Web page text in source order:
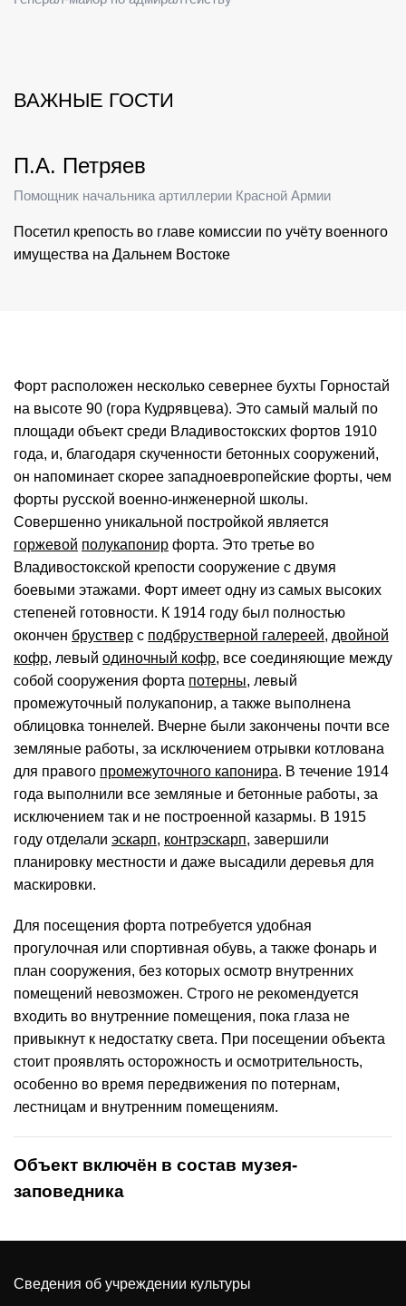
ВАЖНЫЕ ГОСТИ
П.А. Петряев
Помощник начальника артиллерии Красной Армии
Посетил крепость во главе комиссии по учёту военного
имущества на Дальнем Востоке
Форт расположен несколько севернее бухты Горностай
на высоте 90 (гора Кудрявцева). Это самый малый по
площади объект среди Владивостокских фортов 1910
года, и, благодаря скученности бетонных сооружений,
он напоминает скорее западноевропейские форты, чем
форты русской военно-инженерной школы.
Совершенно уникальной постройкой является
горжевой полукапонир форта. Это третье во
Владивостокской крепости сооружение с двумя
боевыми этажами. Форт имеет одну из самых высоких
степеней готовности. К 1914 году был полностью
окончен бруствер с подбрустверной галереей, двойной
кофр, левый одиночный кофр, все соединяющие между
собой сооружения форта потерны, левый
промежуточный полукапонир, а также выполнена
облицовка тоннелей. Вчерне были закончены почти все
земляные работы, за исключением отрывки котлована
для правого промежуточного капонира. В течение 1914
года выполнили все земляные и бетонные работы, за
исключением так и не построенной казармы. В 1915
году отделали эскарп, контрэскарп, завершили
планировку местности и даже высадили деревья для
маскировки.
Для посещения форта потребуется удобная
прогулочная или спортивная обувь, а также фонарь и
план сооружения, без которых осмотр внутренних
помещений невозможен. Строго не рекомендуется
входить во внутренние помещения, пока глаза не
привыкнут к недостатку света. При посещении объекта
стоит проявлять осторожность и осмотрительность,
особенно во время передвижения по потернам,
лестницам и внутренним помещениям.
Объект включён в состав музея-
заповедника
Сведения об учреждении культуры